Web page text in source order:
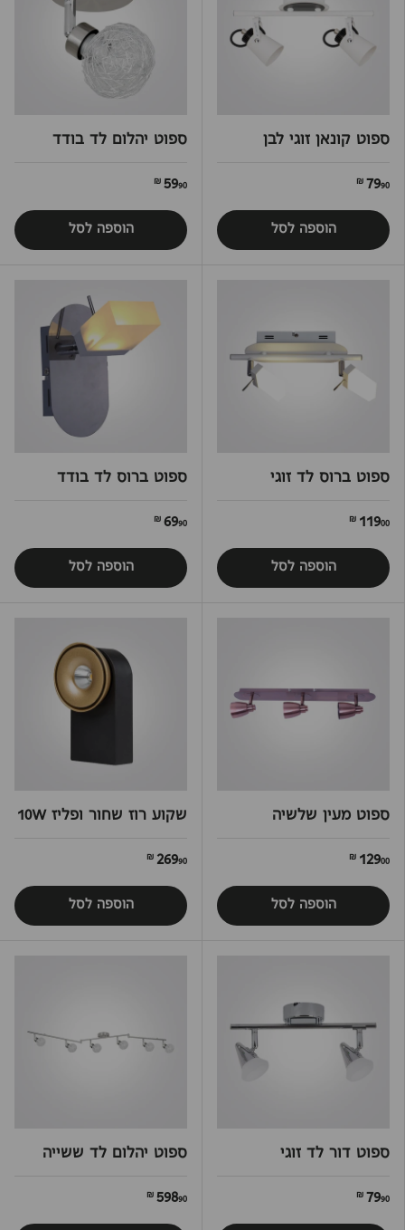
ספוט קונאן זוגי לבן
7990 ₪
הוספה לסל
ספוט יהלום לד בודד
5990 ₪
הוספה לסל
ספוט ברוס לד זוגי
11900 ₪
הוספה לסל
ספוט ברוס לד בודד
6990 ₪
הוספה לסל
ספוט מעין שלשיה
12900 ₪
הוספה לסל
שקוע רוז שחור ופליז 10W
26990 ₪
הוספה לסל
ספוט דור לד זוגי
7990 ₪
ספוט יהלום לד ששייה
59890 ₪